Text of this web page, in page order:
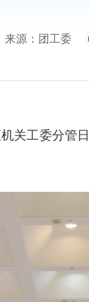
来源：团工委
关工委分管